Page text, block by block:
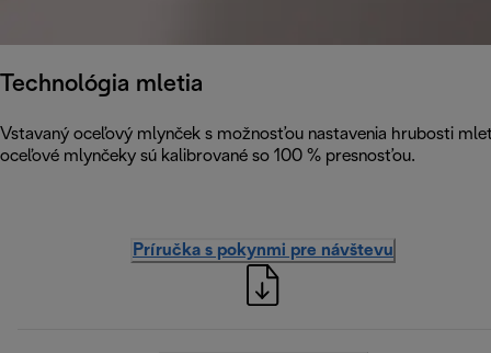
Technológia mletia
Vstavaný oceľový mlynček s možnosťou nastavenia hrubosti
oceľové mlynčeky sú kalibrované so 100 % presnosťou.
Príručka s pokynmi pre návštevu